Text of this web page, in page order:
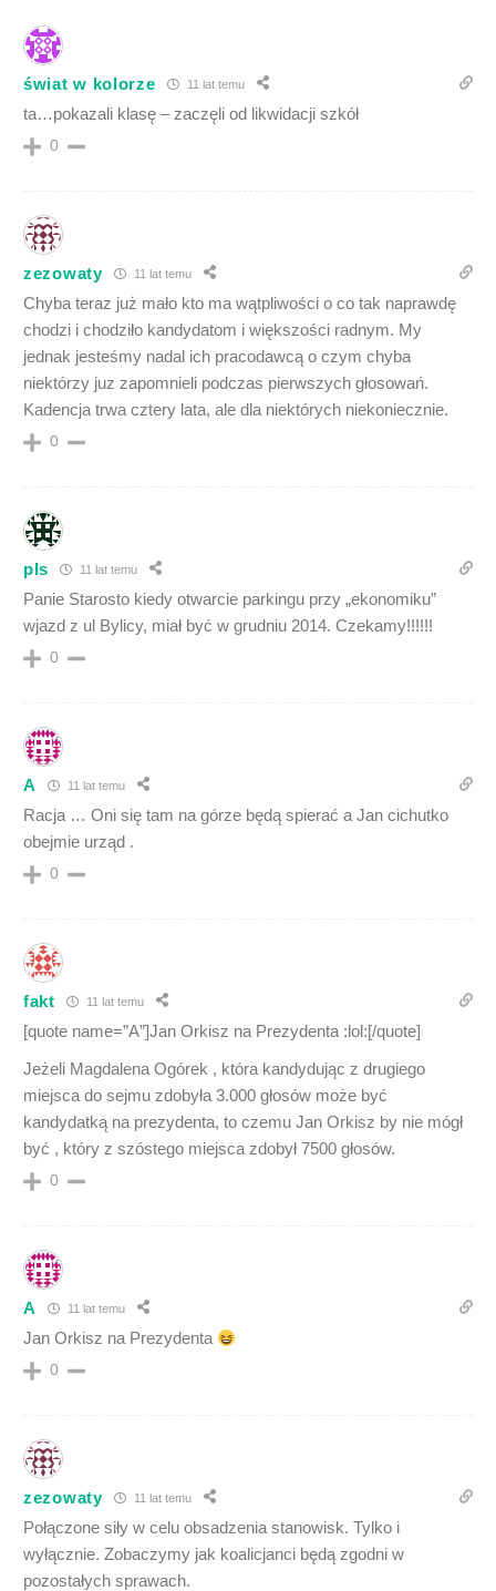
świat w kolorze 11 lat temu
ta…pokazali klasę – zaczęli od likwidacji szkół
0
zezowaty 11 lat temu
Chyba teraz już mało kto ma wątpliwości o co tak naprawdę
chodzi i chodziło kandydatom i większości radnym. My
jednak jesteśmy nadal ich pracodawcą o czym chyba
niektórzy juz zapomnieli podczas pierwszych głosowań.
Kadencja trwa cztery lata, ale dla niektórych niekoniecznie.
0
pIs 11 lat temu
Panie Starosto kiedy otwarcie parkingu przy „ekonomiku”
wjazd z ul Bylicy, miał być w grudniu 2014. Czekamy!!!!!!
0
A 11 lat temu
Racja … Oni się tam na górze będą spierać a Jan cichutko
obejmie urząd .
0
fakt 11 lat temu
[quote name=”A”]Jan Orkisz na Prezydenta :lol:[/quote]
Jeżeli Magdalena Ogórek , która kandydując z drugiego
miejsca do sejmu zdobyła 3.000 głosów może być
kandydatką na prezydenta, to czemu Jan Orkisz by nie mógł
być , który z szóstego miejsca zdobył 7500 głosów.
0
A 11 lat temu
Jan Orkisz na Prezydenta
0
zezowaty 11 lat temu
Połączone siły w celu obsadzenia stanowisk. Tylko i
wyłącznie. Zobaczymy jak koalicjanci będą zgodni w
pozostałych sprawach.